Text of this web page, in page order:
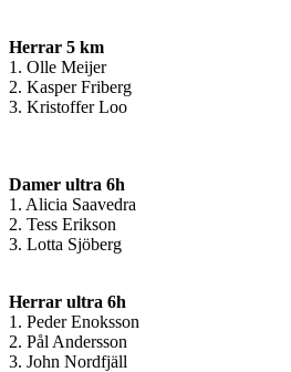
Herrar 5 km
1. Olle Meijer
2. Kasper Friberg
3. Kristoffer Loo
Damer ultra 6h
1. Alicia Saavedra
2. Tess Erikson
3. Lotta Sjöberg
Herrar ultra 6h
1. Peder Enoksson
2. Pål Andersson
3. John Nordfjäll